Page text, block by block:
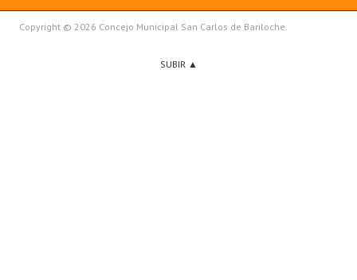
Copyright © 2026 Concejo Municipal San Carlos de Bariloche.
SUBIR ▲